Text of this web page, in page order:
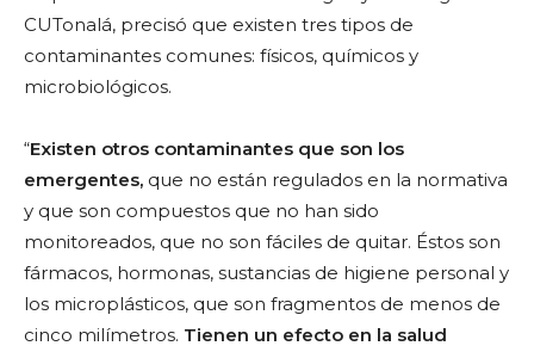
CUTonalá, precisó que existen tres tipos de
contaminantes comunes: físicos, químicos y
microbiológicos.
“Existen otros contaminantes que son los
emergentes, que no están regulados en la normativa
y que son compuestos que no han sido
monitoreados, que no son fáciles de quitar. Éstos son
fármacos, hormonas, sustancias de higiene personal y
los microplásticos, que son fragmentos de menos de
cinco milímetros. Tienen un efecto en la salud